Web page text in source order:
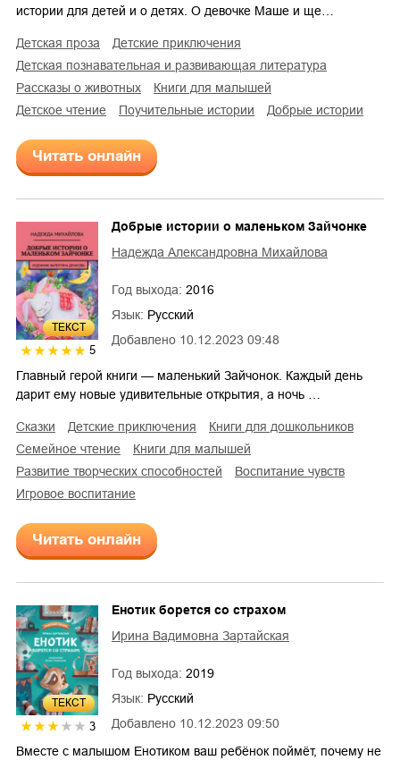
истории для детей и о детях. О девочке Маше и ще…
детская проза
детские приключения
детская познавательная и развивающая литература
рассказы о животных
книги для малышей
детское чтение
поучительные истории добрые истории
Читать онлайн
ТЕКСТ
5
Добавлено 10.12.2023 09:48
Добрые истории о маленьком Зайчонке
Надежда Александровна Михайлова
Год выхода: 2016
Язык: Русский
Главный герой книги — маленький Зайчонок. Каждый день
дарит ему новые удивительные открытия, а ночь …
сказки детские приключения
книги для дошкольников
семейное чтение
книги для малышей
развитие творческих способностей
воспитание чувств
игровое воспитание
Читать онлайн
ТЕКСТ
3 Добавлено 10.12.2023 09:50
Енотик борется со страхом
Ирина Вадимовна Зартайская
Год выхода: 2019
Язык: Русский
Вместе с малышом Енотиком ваш ребёнок поймёт, почему не